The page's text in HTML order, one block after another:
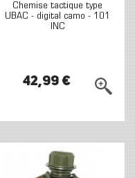
Chemise tactique type
UBAC - digital camo - 101
INC
42,99 €